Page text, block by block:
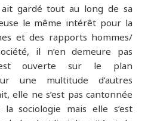
gardé tout au long de sa
le même intérêt pour la
et des rapports hommes/
il n’en demeure pas
ouverte sur le plan
une multitude d’autres
elle ne s’est pas cantonnée
sociologie mais elle s’est